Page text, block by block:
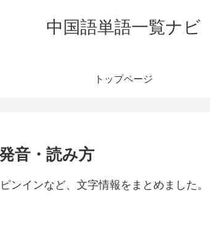
中国語単語一覧ナビ
トップページ
音・読み方
ンインなど、文字情報をまとめました。